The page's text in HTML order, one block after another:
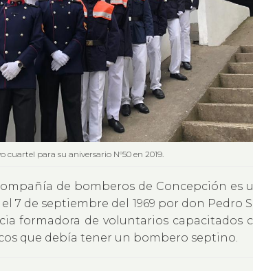
para su aniversario N°50 en 2019.
de bomberos de Concepción es
7 de septiembre del 1969 por don Pedro
formadora de voluntarios capacitados
que debía tener un bombero septino.